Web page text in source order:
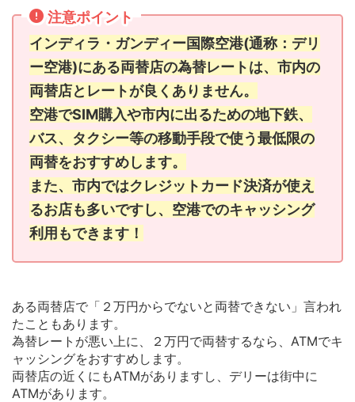
注意ポイント
インディラ・ガンディー国際空港(通称：デリ
ー空港)にある両替店の為替レートは、市内の
両替店とレートが良くありません。
空港でSIM購入や市内に出るための地下鉄、
バス、タクシー等の移動手段で使う最低限の
両替をおすすめします。
また、市内ではクレジットカード決済が使え
るお店も多いですし、空港でのキャッシング
利用もできます！
ある両替店で「２万円からでないと両替できない」言われ
たこともあります。
為替レートが悪い上に、２万円で両替するなら、ATMでキ
ャッシングをおすすめします。
両替店の近くにもATMがありますし、デリーは街中に
ATMがあります。